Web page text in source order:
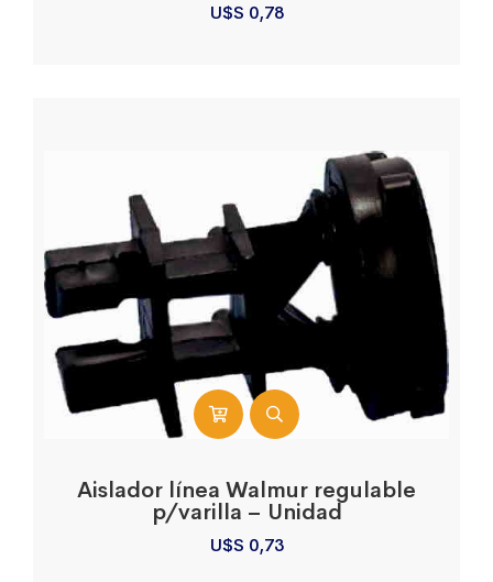
U$S 0,78
Aislador línea Walmur regulable
p/varilla – Unidad
U$S 0,73